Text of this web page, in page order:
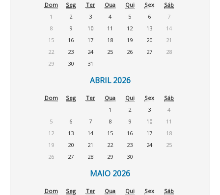
Dom Seg Ter Qua Qui Sex
Sáb
1
2 3 4 5 6
7
8
9 10 11 12 13
14
15
16 17 18 19 20
21
22
23 24 25 26 27
28
29
30 31
ABRIL 2026
Dom Seg Ter Qua Qui Sex
Sáb
1
2 3
4
5
6 7 8 9 10
11
12
13 14 15 16 17
18
19
20 21 22 23 24
25
26
27 28 29 30
MAIO 2026
Dom Seg Ter Qua Qui Sex
Sáb